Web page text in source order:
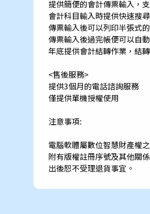
提供簡便的會計傳票輸入，
會計科目輸入時提供快速搜
傳票輸入後可以列印半張式
傳票輸入後過完帳便可以自
年底提供會計結轉作業，結
<售後服務>
提供3個月的電話諮詢服務
僅提供單機授權使用
注意事項:
電腦軟體屬數位智慧財產權
附有版權註冊序號及其他關
出後恕不受理退貨事宜。